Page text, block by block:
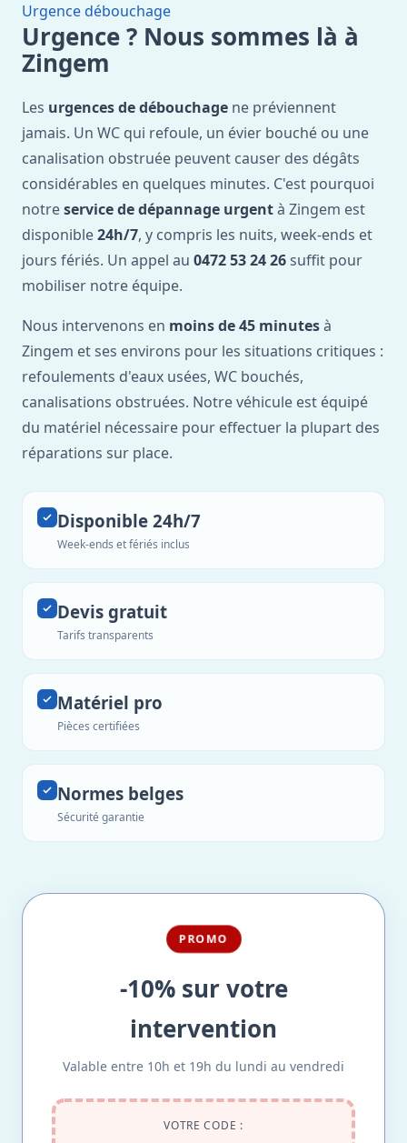
Urgence débouchage
Urgence ? Nous sommes là à
Zingem
Les urgences de débouchage ne préviennent
jamais. Un WC qui refoule, un évier bouché ou une
canalisation obstruée peuvent causer des dégâts
considérables en quelques minutes. C'est pourquoi
notreservice de dépannage urgentà Zingem est
disponible24h/7, y compris les nuits, week-ends et
jours fériés. Un appel au 0472 53 24 26 suffit pour
mobiliser notre équipe.
Nous intervenons en moins de 45 minutesà
Zingem et ses environs pour les situations critiques :
refoulements d'eaux usées, WC bouchés,
canalisations obstruées. Notre véhicule est équipé
du matériel nécessaire pour effectuer la plupart des
réparations sur place.
Disponible 24h/7
Week-ends et fériés inclus
Devis gratuit
Tarifs transparents
Matériel pro
Pièces certifiées
Normes belges
Sécurité garantie
PROMO
-10% sur votre
intervention
Valable entre 10h et 19h du lundi au vendredi
VOTRE CODE :